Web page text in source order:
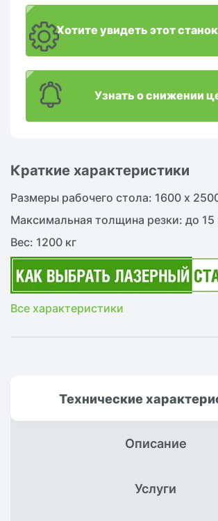
Краткие характеристики
Размеры рабочего стола: 1600 х
Максимальная толщина резки: до
Вес: 1200 кг
Все характеристики
Хотите увидеть этот
Узнать о снижении
Технические
Описание
Услуги